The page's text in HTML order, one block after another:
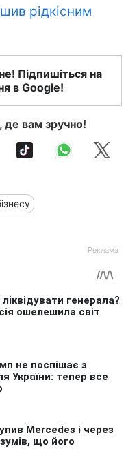
рідкісним
Підпишіться на
в Google!
де вам зручно!